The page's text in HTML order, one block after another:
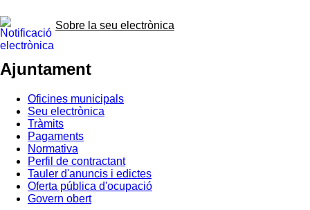
Sobre la seu electrònica
Ajuntament
Oficines municipals
Seu electrònica
Tràmits
Pagaments
Normativa
Perfil de contractant
Tauler d'anuncis i edictes
Oferta pública d'ocupació
Govern obert